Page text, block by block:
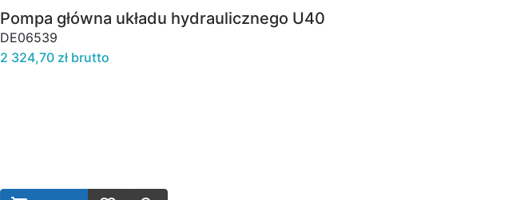
Pompa główna układu hydraulicznego U40
DE06539
2 324,70 zł brutto